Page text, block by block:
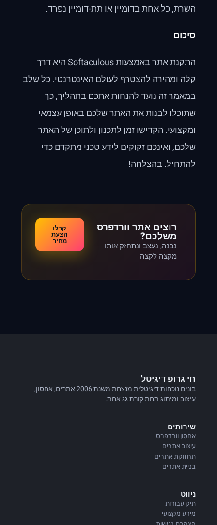
השרת, כל אחת בדומיין או תת-דומיין נפרד.
סיכום
התקנת אתר באמצעות Softaculous היא דרך
קלה ומהירה להצטרף לעולם האינטרנטי. כל שלב
במאמר זה נועד להנחות אתכם בתהליך, כך
שתוכלו לבנות את האתר שלכם באופן עצמאי
ומקצועי. הקדישו זמן לתכנון ולתוכן של האתר
שלכם, ואינכם זקוקים לידע טכני מתקדם כדי
להתחיל. בהצלחה!
רוצים אתר וורדפרס
משלכם?
נבנה, נעצב ונתחזק אותו
מקצה לקצה.
קבלו
הצעת
מחיר
חי גרופ דיגיטל
בונים נוכחות דיגיטלית מנצחת משנת 2006 אתרים, אחסון,
עיצוב ומיתוג תחת קורת גג אחת.
שירותים
אחסון וורדפרס
עיצוב אתרים
תחזוקת אתרים
בניית אתרים
ניווט
תיק עבודות
מידע מקצועי